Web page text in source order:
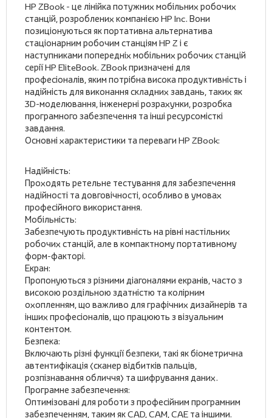
HP ZBook - це лінійка потужних мобільних робочих
станцій, розроблених компанією HP Inc. Вони
позиціонуються як портативна альтернатива
стаціонарним робочим станціям HP Z і є
наступниками попередніх мобільних робочих станцій
серії HP EliteBook. ZBook призначені для
професіоналів, яким потрібна висока продуктивність і
надійність для виконання складних завдань, таких як
3D-моделювання, інженерні розрахунки, розробка
програмного забезпечення та інші ресурсомісткі
завдання.
Основні характеристики та переваги HP ZBook:
Надійність:
Проходять ретельне тестування для забезпечення
надійності та довговічності, особливо в умовах
професійного використання.
Мобільність:
Забезпечують продуктивність на рівні настільних
робочих станцій, але в компактному портативному
форм-факторі.
Екран:
Пропонуються з різними діагоналями екранів, часто з
високою роздільною здатністю та колірним
охопленням, що важливо для графічних дизайнерів та
інших професіоналів, що працюють з візуальним
контентом.
Безпека:
Включають різні функції безпеки, такі як біометрична
автентифікація (сканер відбитків пальців,
розпізнавання обличчя) та шифрування даних.
Програмне забезпечення:
Оптимізовані для роботи з професійним програмним
забезпеченням, таким як CAD, CAM, CAE та іншими.